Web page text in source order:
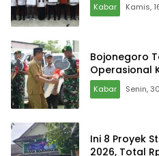
Kabar Kamis,
Bojonegoro
Operasional
Kabar Senin,
Ini 8 Proyek
2026, Total